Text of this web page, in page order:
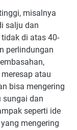
misalnya
salju dan
di atas 40-
perlindungan
atau
bisa mengering
sungai dan
seperti ide
mengering